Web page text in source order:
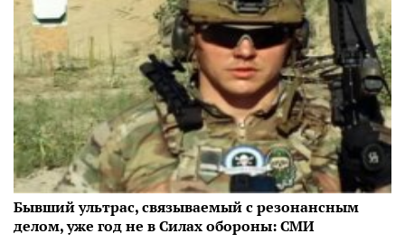
Бывший ультрас, связываемый с резонансным
делом, уже год не в Силах обороны: СМИ